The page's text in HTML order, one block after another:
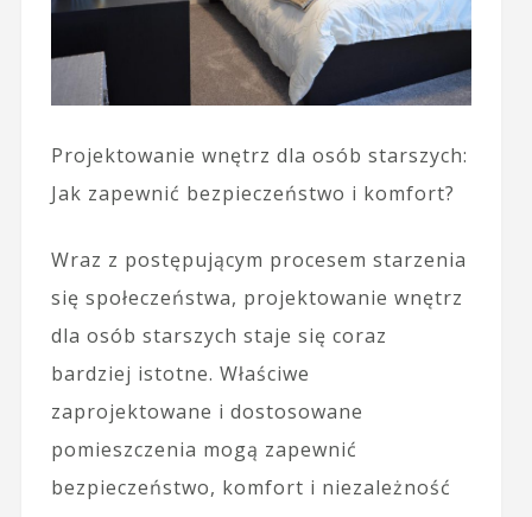
Projektowanie wnętrz dla osób starszych:
Jak zapewnić bezpieczeństwo i komfort?
Wraz z postępującym procesem starzenia
się społeczeństwa, projektowanie wnętrz
dla osób starszych staje się coraz
bardziej istotne. Właściwe
zaprojektowane i dostosowane
pomieszczenia mogą zapewnić
bezpieczeństwo, komfort i niezależność